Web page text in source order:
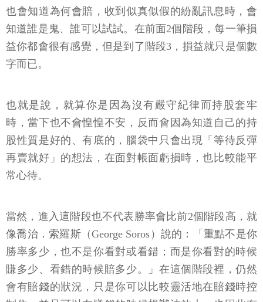
也會知道為何會賠，收到似真似假的紛亂訊息時，會
知道誰是鬼、誰可以試試。在前面2個階段，每一筆損
益你都會很有感覺，但是到了階段3，損益就只是個數
字而已。
也就是說，就算你是因為沒有嚴守紀律而持股套牢
時，當下也不會惶惶不安，反而會因為知道自己的持
股性質是好的、有底的，腦袋中只會出現「等待反彈
再賣就好」的想法，在面對帳面虧損時，也比較能平
常心待。
當然，進入這階段也不代表勝率會比前2個階段高，就
像喬治．索羅斯（George Soros）說的：「重點不是你
勝率多少，也不是你看對或看錯；而是你看對的時候
賺多少、看錯的時候賠多少。」在這個階段裡，仍然
會有賠錢的狀況，只是你可以比較靈活地在賠錢時控